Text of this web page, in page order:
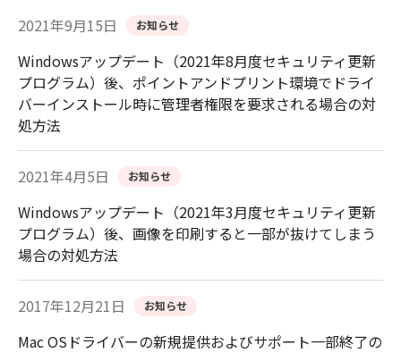
2021年9月15日 お知らせ
Windowsアップデート（2021年8月度セキュリティ更新
プログラム）後、ポイントアンドプリント環境でドライ
バーインストール時に管理者権限を要求される場合の対
処方法
2021年4月5日 お知らせ
Windowsアップデート（2021年3月度セキュリティ更新
プログラム）後、画像を印刷すると一部が抜けてしまう
場合の対処方法
2017年12月21日 お知らせ
Mac OSドライバーの新規提供およびサポート一部終了の